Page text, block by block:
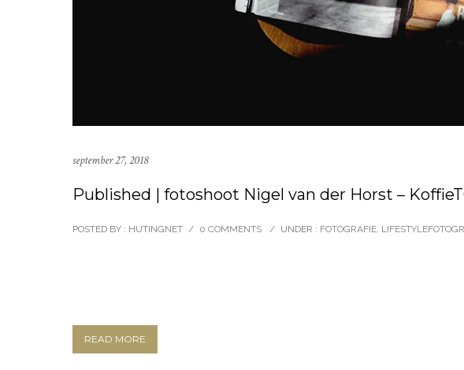
september 27, 2018
Published | fotoshoot Nigel van der Horst –
POSTED BY : HUTINGNET / 0 COMMENTS / UNDER : FOTOGRAFIE,
READ MORE